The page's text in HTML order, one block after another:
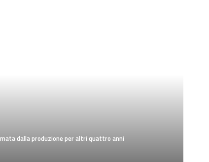
dalla produzione per altri quattro anni